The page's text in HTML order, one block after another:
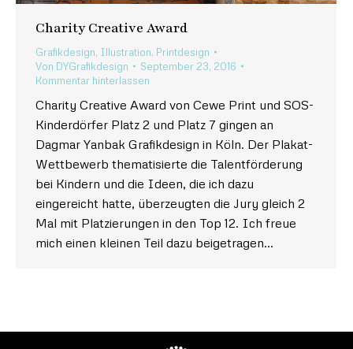
Charity Creative Award
Grafikdesign, Illustration, Printdesign
Von DYGrafikdesign
September 23, 2016
Kommentar hinterlassen
Charity Creative Award von Cewe Print und SOS-
Kinderdörfer Platz 2 und Platz 7 gingen an
Dagmar Yanbak Grafikdesign in Köln. Der Plakat-
Wettbewerb thematisierte die Talentförderung
bei Kindern und die Ideen, die ich dazu
eingereicht hatte, überzeugten die Jury gleich 2
Mal mit Platzierungen in den Top 12. Ich freue
mich einen kleinen Teil dazu beigetragen…